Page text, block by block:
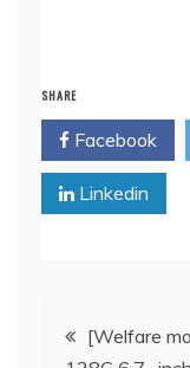
SHARE
Facebook
Linkedin
文 [Welfare